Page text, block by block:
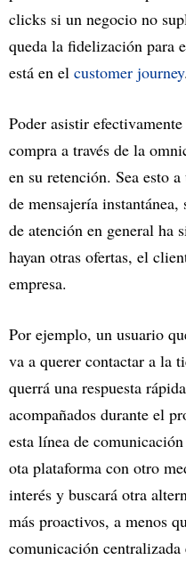
clicks si un negocio no
queda la fidelización para
está en el customer journey.
Poder asistir
compra a través de la
en su retención. Sea esto
de mensajería
de atención en general ha
hayan otras ofertas, el
empresa.
Por ejemplo, un usuario
va a querer contactar a la
querrá una respuesta
acompañados durante el
esta línea de
ota plataforma con otro
interés y buscará otra
más proactivos, a menos
comunicación centralizada